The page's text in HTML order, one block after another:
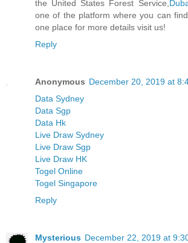
the United States Forest Service,
one of the platform where you can
one place for more details visit us!
Reply
Anonymous December 20, 2019 at
Data Sydney
Data Sgp
Data Hk
Live Draw Sydney
Live Draw Sgp
Live Draw HK
Togel Online
Togel Singapore
Reply
Mysterious December 22, 2019 at